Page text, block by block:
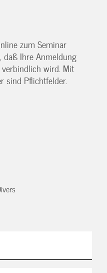
zum Seminar
daß Ihre Anmeldung
wird. Mit
sind Pflichtfelder.